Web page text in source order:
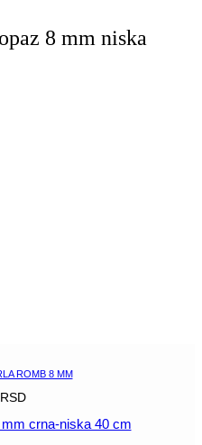
8 mm niska
ROMB 8 MM
RSD
crna-niska 40 cm